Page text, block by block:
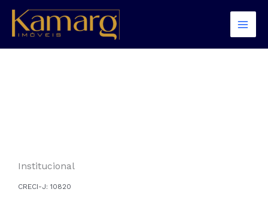
para
conteúdo
Institucional
CRECI-J: 10820